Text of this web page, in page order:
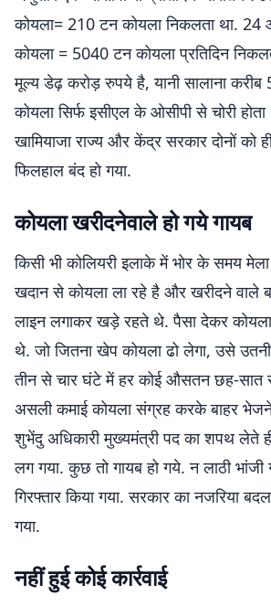
कोयला= 210 टन कोयला निकलता था.
कोयला = 5040 टन कोयला प्रतिदिन
मूल्य डेढ़ करोड़ रुपये है, यानी सालाना
कोयला सिर्फ इसीएल के ओसीपी से चोरी
खामियाजा राज्य और केंद्र सरकार दोनों को
फिलहाल बंद हो गया.
कोयला खरीदनेवाले हो गये गायब
किसी भी कोलियरी इलाके में भोर के समय
खदान से कोयला ला रहे है और खरीदने वाले
लाइन लगाकर खड़े रहते थे. पैसा देकर
थे. जो जितना खेप कोयला ढो लेगा, उसे
तीन से चार घंटे में हर कोई औसतन छह-सात
असली कमाई कोयला संग्रह करके बाहर भेजने
शुभेंदु अधिकारी मुख्यमंत्री पद का शपथ लेते
लग गया. कुछ तो गायब हो गये. न लाठी भांजी
गिरफ्तार किया गया. सरकार का नजरिया
गया.
नहीं हुई कोई कार्रवाई